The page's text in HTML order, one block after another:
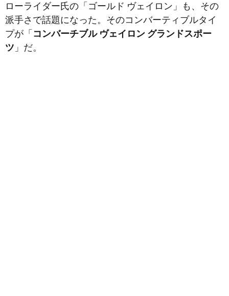
ローライダー氏の「ゴールド ヴェイロン」も、その
派手さで話題になった。そのコンバーティブルタイ
プが「 コンバーチブル ヴェイロン グランドスポー
ツ 」だ。